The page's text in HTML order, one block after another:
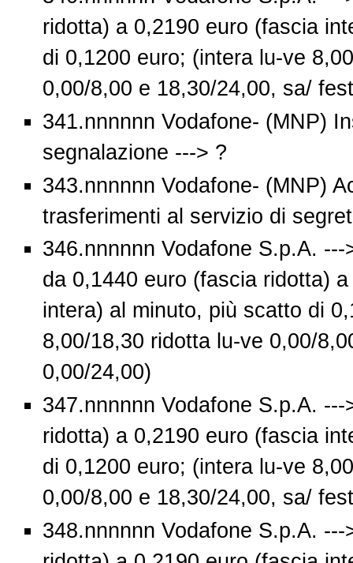
ridotta) a 0,2190 euro (fascia
di 0,1200 euro; (intera lu-ve
0,00/8,00 e 18,30/24,00, sa/
341.nnnnnn Vodafone- (MNP)
segnalazione ---> ?
343.nnnnnn Vodafone- (MNP)
trasferimenti al servizio di
346.nnnnnn Vodafone S.p.A.
da 0,1440 euro (fascia ridotta)
intera) al minuto, più scatto di
8,00/18,30 ridotta lu-ve 0,00/
0,00/24,00)
347.nnnnnn Vodafone S.p.A.
ridotta) a 0,2190 euro (fascia
di 0,1200 euro; (intera lu-ve
0,00/8,00 e 18,30/24,00, sa/
348.nnnnnn Vodafone S.p.A.